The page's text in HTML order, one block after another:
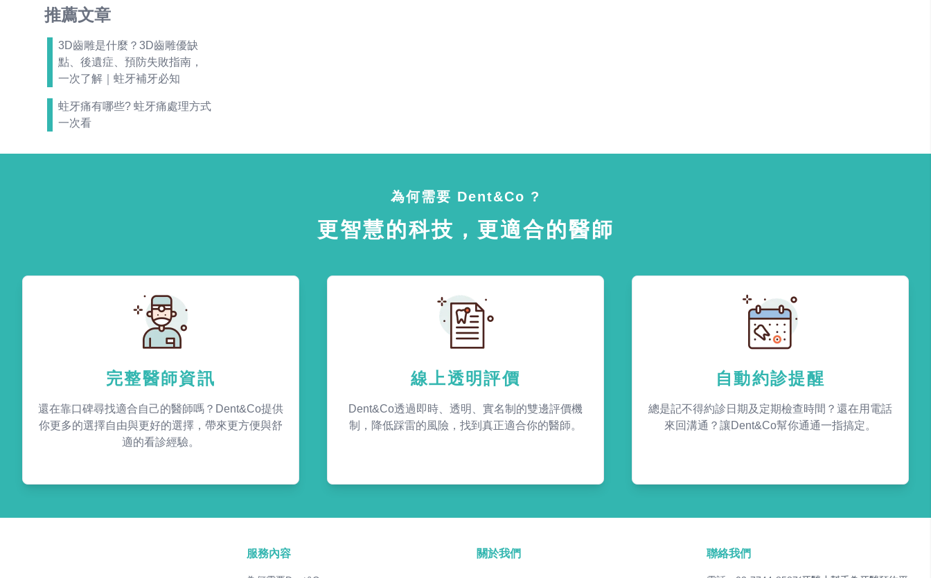
推薦文章
3D齒雕是什麼？3D齒雕優缺
點、後遺症、預防失敗指南，
一次了解｜蛀牙補牙必知
蛀牙痛有哪些? 蛀牙痛處理方式
一次看
為何需要 Dent&Co ?
更智慧的科技，更適合的醫師
完整醫師資訊
還在靠口碑尋找適合自己的醫師嗎？Dent&Co提供
你更多的選擇自由與更好的選擇，帶來更方便與舒
適的看診經驗。
線上透明評價
Dent&Co透過即時、透明、實名制的雙邊評價機
制，降低踩雷的風險，找到真正適合你的醫師。
自動約診提醒
總是記不得約診日期及定期檢查時間？還在用電話
來回溝通？讓Dent&Co幫你通通一指搞定。
服務內容 關於我們 聯絡我們